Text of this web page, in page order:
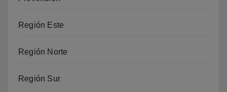
Región Este
Región Norte
Región Sur